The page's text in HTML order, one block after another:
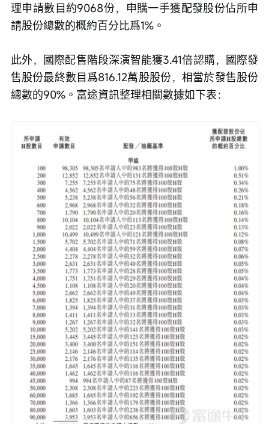
理申請數目約9068份，申購一手獲配發股份佔所申
請股份總數的概約百分比爲1%。
此外，國際配售階段深演智能獲3.41倍認購，國際發
售股份最終數目爲816.12萬股股份，相當於發售股份
總數的90%。富途資訊整理相關數據如下表：